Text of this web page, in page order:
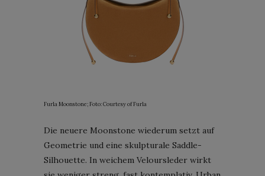
Furla Moonstone; Foto: Courtesy of Furla
Die neuere Moonstone wiederum setzt auf
Geometrie und eine skulpturale Saddle-
Silhouette. In weichem Veloursleder wirkt